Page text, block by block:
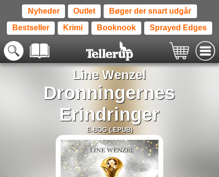
Nyheder Outlet Bøger der snart udgår
Bestseller Krimi Booknook Sprayed Edges
Line Wenzel
Dronningernes
Erindringer
E-BOG (.EPUB)